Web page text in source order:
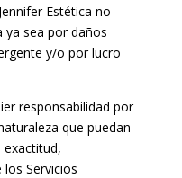
Estética no
ya sea por daños
y/o por lucro
responsabilidad por
que puedan
exactitud,
Servicios